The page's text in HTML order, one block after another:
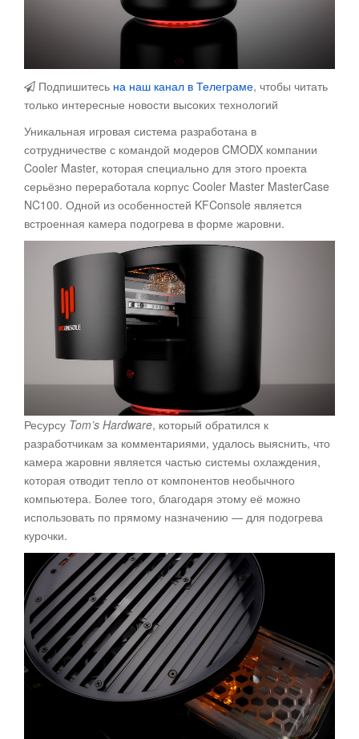
Подпишитесь на наш канал в Телеграме, чтобы читать
только интересные новости высоких технологий
Уникальная игровая система разработана в
сотрудничестве с командой модеров CMODX компании
Cooler Master, которая специально для этого проекта
серьёзно переработала корпус Cooler Master MasterCase
NC100. Одной из особенностей KFConsole является
встроенная камера подогрева в форме жаровни.
Ресурсу Tom’s Hardware, который обратился к
разработчикам за комментариями, удалось выяснить, что
камера жаровни является частью системы охлаждения,
которая отводит тепло от компонентов необычного
компьютера. Более того, благодаря этому её можно
использовать по прямому назначению — для подогрева
курочки.